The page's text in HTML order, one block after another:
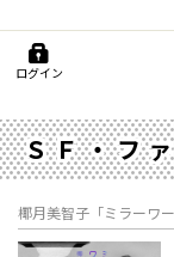
ログイン
ＳＦ・フ
椰月美智子「ミラーワー